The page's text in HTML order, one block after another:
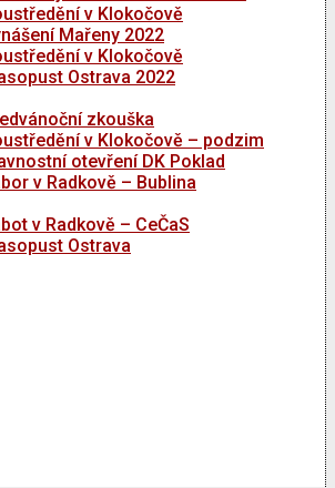
v Klokočově
Mařeny 2022
v Klokočově
Ostrava 2022
zkouška
v Klokočově – podzim
otevření DK Poklad
v Radkově – Bublina
v Radkově – CeČaS
Ostrava